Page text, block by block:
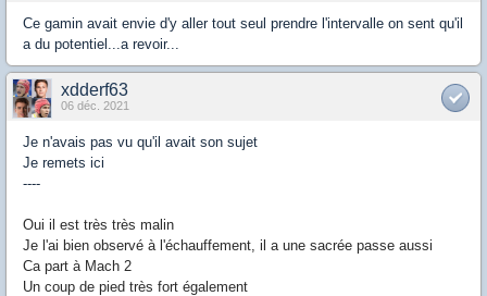
Ce gamin avait envie d'y aller tout seul prendre l'intervalle on sent qu'il
a du potentiel...a revoir...
xdderf63
06 déc. 2021
Je n'avais pas vu qu'il avait son sujet
Je remets ici
----
Oui il est très très malin
Je l'ai bien observé à l'échauffement, il a une sacrée passe aussi
Ca part à Mach 2
Un coup de pied très fort également